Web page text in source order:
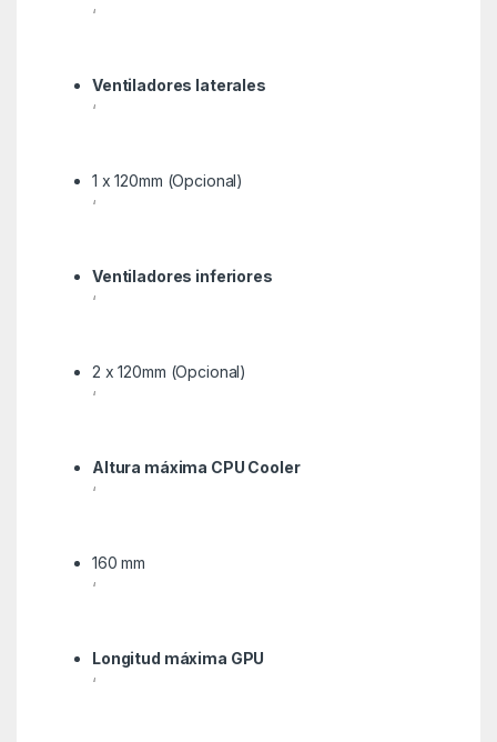
‘
Ventiladores laterales
‘
1 x 120mm (Opcional)
‘
Ventiladores inferiores
‘
2 x 120mm (Opcional)
‘
Altura máxima CPU Cooler
‘
160 mm
‘
Longitud máxima GPU
‘